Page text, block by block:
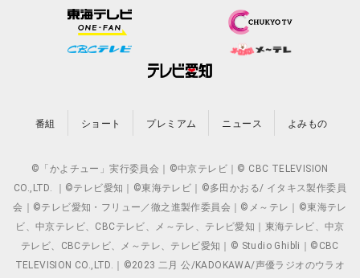
番組 ショート プレミアム ニュース よみもの
©「かよチュー」実行委員会｜©中京テレビ｜© CBC TELEVISION
CO.,LTD. ｜©テレビ愛知｜©東海テレビ｜©多田かおる/ イタキス製作委員
会｜©テレビ愛知・フリュー／徹之進製作委員会｜©メ～テレ｜©東海テレ
ビ、中京テレビ、CBCテレビ、メ～テレ、テレビ愛知｜東海テレビ、中京
テレビ、CBCテレビ、メ～テレ、テレビ愛知｜© Studio Ghibli｜©CBC
TELEVISION CO.,LTD.｜©2023 二月 公/KADOKAWA/声優ラジオのウラオ